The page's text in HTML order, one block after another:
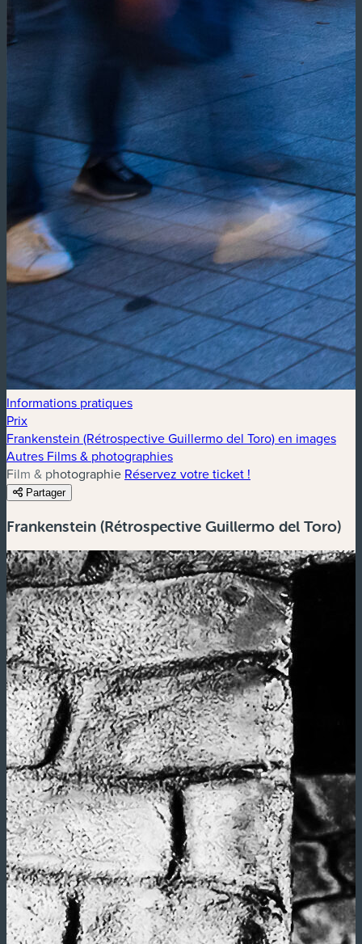
Informations pratiques
Prix
Frankenstein (Rétrospective Guillermo del Toro) en images
Autres Films & photographies
Film & photographie Réservez votre ticket !
Partager
Frankenstein (Rétrospective Guillermo del Toro)